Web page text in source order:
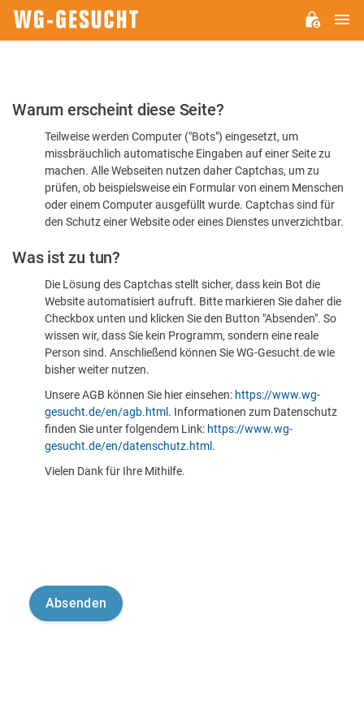
Bitte
dass
sind
Warum erscheint diese Seite?
Teilweise werden Computer ("Bots") eingesetzt, um
missbräuchlich automatische Eingaben auf einer Seite zu
machen. Alle Webseiten nutzen daher Captchas, um zu
prüfen, ob beispielsweise ein Formular von einem Menschen
oder einem Computer ausgefüllt wurde. Captchas sind für
den Schutz einer Website oder eines Dienstes unverzichtbar.
Was ist zu tun?
Die Lösung des Captchas stellt sicher, dass kein Bot die
Website automatisiert aufruft. Bitte markieren Sie daher die
Checkbox unten und klicken Sie den Button "Absenden". So
wissen wir, dass Sie kein Programm, sondern eine reale
Person sind. Anschließend können Sie WG-Gesucht.de wie
bisher weiter nutzen.
Unsere AGB können Sie hier einsehen: https://www.wg-
gesucht.de/en/agb.html . Informationen zum Datenschutz
finden Sie unter folgendem Link: https://www.wg-
gesucht.de/en/datenschutz.html .
Vielen Dank für Ihre Mithilfe.